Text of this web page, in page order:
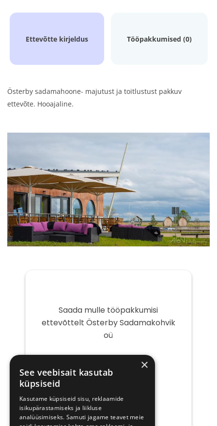
Ettevõtte kirjeldus Tööpakkumised (0)
Österby sadamahoone- majutust ja toitlustust pakkuv
ettevõte. Hooajaline.
Saada mulle tööpakkumisi
ettevõttelt Österby Sadamakohvik
oü
post
×
See veebisait kasutab
küpsiseid
Kasutame küpsiseid sisu, reklaamide
isikupärastamiseks ja liikluse
analüüsimiseks. Samuti jagame teavet meie